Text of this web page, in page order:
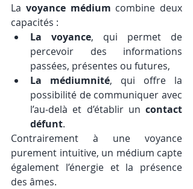
La voyance médium combine deux
capacités :
La voyance, qui permet de
percevoir des informations
passées, présentes ou futures,
La médiumnité, qui offre la
possibilité de communiquer avec
l’au-delà et d’établir un contact
défunt.
Contrairement à une voyance
purement intuitive, un médium capte
également l’énergie et la présence
des âmes.